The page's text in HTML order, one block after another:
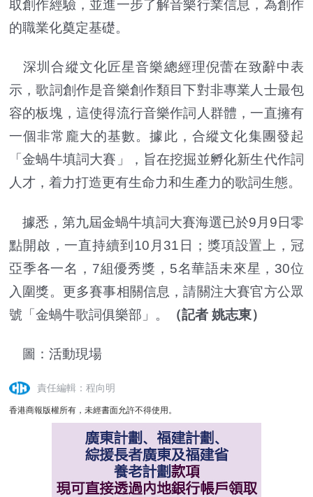
取創作經驗，並進一步了解音樂行業信息，為創作
的職業化奠定基礎。
深圳合縱文化匠星音樂總經理倪蕾在致辭中表
示，歌詞創作是音樂創作類目下對非專業人士最包
容的板塊，這使得流行音樂作詞人群體，一直擁有
一個非常龐大的基數。據此，合縱文化集團發起
「金蝸牛填詞大賽」，旨在挖掘並孵化新生代作詞
人才，着力打造更有生命力和生產力的歌詞生態。
據悉，第九屆金蝸牛填詞大賽海選已於9月9日零
點開啟，一直持續到10月31日；獎項設置上，冠
亞季各一名，7組優秀獎，5名華語未來星，30位
入圍獎。更多賽事相關信息，請關注大賽官方公眾
號「金蝸牛歌詞俱樂部」。
（記者 姚志東）
圖：活動現場
責任編輯：程向明
香港商報版權所有，未經書面允許不得使用。